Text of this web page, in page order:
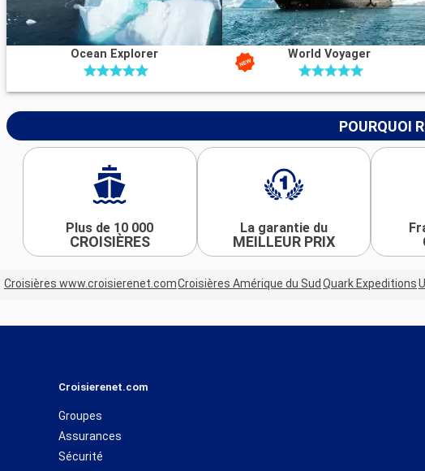
Ocean Explorer World Voyager
POURQUOI
Plus de 10 000
CROISIÈRES
La garantie du
MEILLEUR PRIX
Croisières www.croisierenet.comCroisières Amérique du Sud Quark Expeditions
Croisierenet.com
Groupes
Assurances
Sécurité